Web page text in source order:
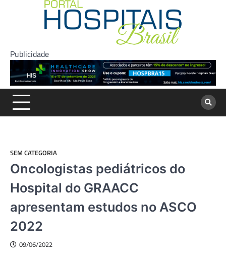
Publicidade
SEM CATEGORIA
Oncologistas pediátricos do
Hospital do GRAACC
apresentam estudos no ASCO
2022
09/06/2022